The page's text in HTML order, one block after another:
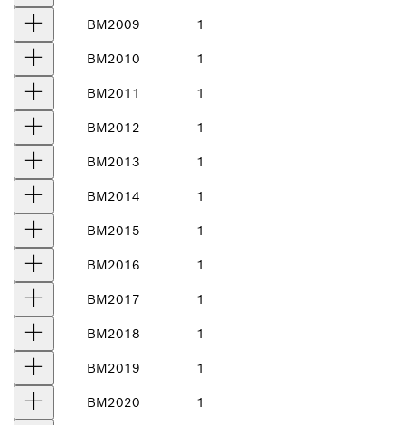
BM2009 1
BM2010 1
BM2011 1
BM2012 1
BM2013 1
BM2014 1
BM2015 1
BM2016 1
BM2017 1
BM2018 1
BM2019 1
BM2020 1